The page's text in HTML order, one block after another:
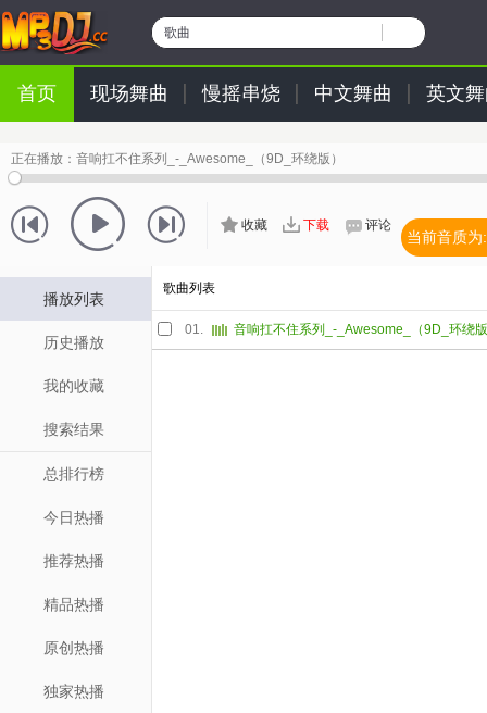
歌曲
首页 现场舞曲 慢摇串烧 中文舞曲 英文
正在播放： 音响扛不住系列_-_Awesome_（9D_环绕版）
收藏 下载 评论
当前音质为:
播放列表
历史播放
我的收藏
搜索结果
总排行榜
今日热播
推荐热播
精品热播
原创热播
独家热播
歌曲列表
01. 音响扛不住系列_-_Awesome_（9D_环绕